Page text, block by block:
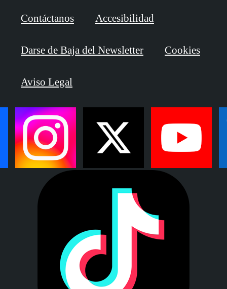
Contáctanos Accesibilidad
Darse de Baja del Newsletter Cookies
Aviso Legal